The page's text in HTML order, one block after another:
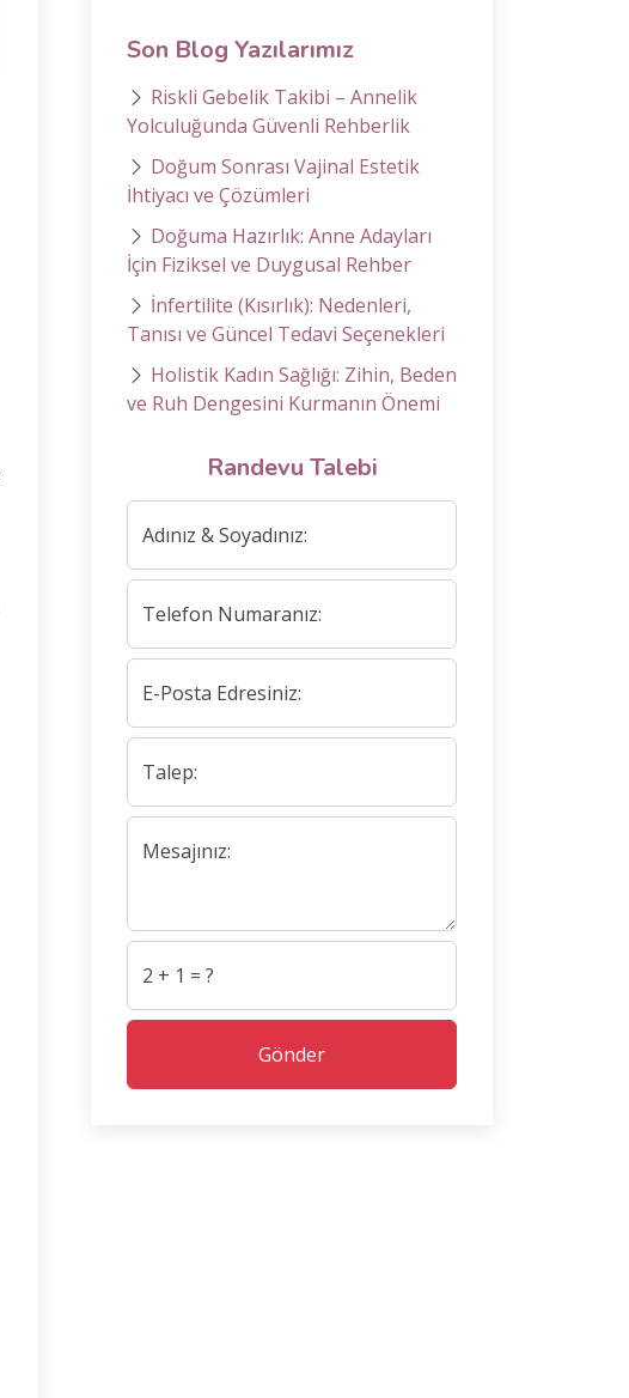
Son Blog Yazılarımız
Riskli Gebelik Takibi – Annelik
Yolculuğunda Güvenli Rehberlik
Doğum Sonrası Vajinal Estetik
İhtiyacı ve Çözümleri
Doğuma Hazırlık: Anne Adayları
İçin Fiziksel ve Duygusal Rehber
İnfertilite (Kısırlık): Nedenleri,
Tanısı ve Güncel Tedavi Seçenekleri
Holistik Kadın Sağlığı: Zihin, Beden
ve Ruh Dengesini Kurmanın Önemi
Randevu Talebi
Adınız & Soyadınız:
Telefon Numaranız:
E-Posta Edresiniz:
Talep:
Mesajınız:
2 + 1 = ?
Gönder